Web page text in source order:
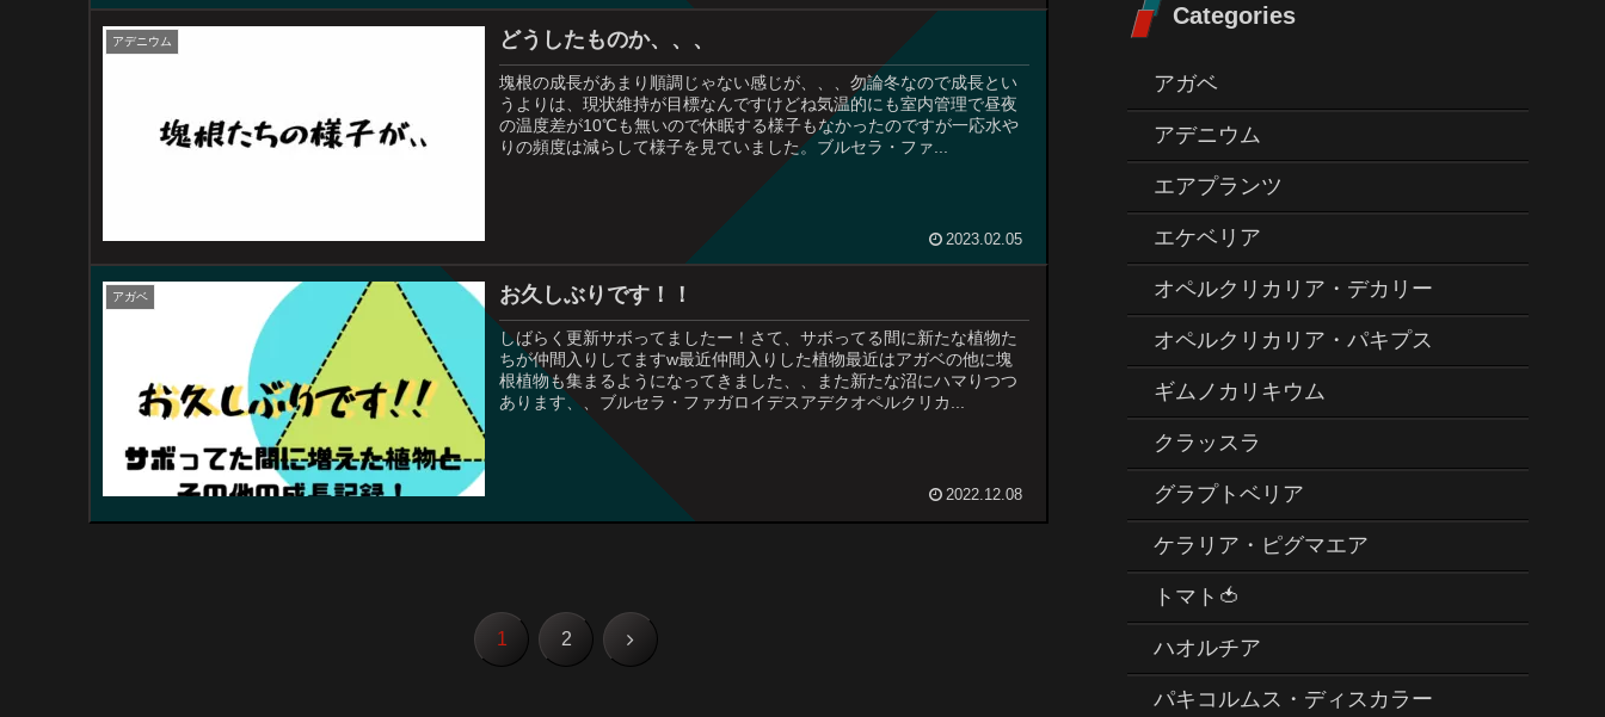
アデニウム どうしたものか、、、
塊根の成長があまり順調じゃない感じが、、、勿論冬なので成長とい
うよりは、現状維持が目標なんですけどね気温的にも室内管理で昼夜
の温度差が10℃も無いので休眠する様子もなかったのですが一応水や
りの頻度は減らして様子を見ていました。ブルセラ・ファ...
2023.02.05
アガベ お久しぶりです！！
しばらく更新サボってましたー！さて、サボってる間に新たな植物た
ちが仲間入りしてますw最近仲間入りした植物最近はアガベの他に塊
根植物も集まるようになってきました、、また新たな沼にハマりつつ
あります、、ブルセラ・ファガロイデスアデクオペルクリカ...
2022.12.08
1 2 次
Categories
アガベ
アデニウム
エアプランツ
エケベリア
オペルクリカリア・デカリー
オペルクリカリア・パキプス
ギムノカリキウム
クラッスラ
グラプトベリア
ケラリア・ピグマエア
トマト🍅
ハオルチア
パキコルムス・ディスカラー